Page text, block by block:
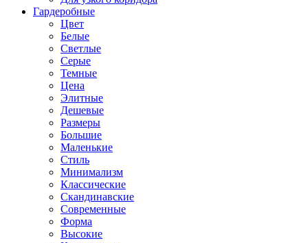
Гардеробные
Цвет
Белые
Светлые
Серые
Темные
Цена
Элитные
Дешевые
Размеры
Большие
Маленькие
Стиль
Минимализм
Классические
Скандинавские
Современные
Форма
Высокие